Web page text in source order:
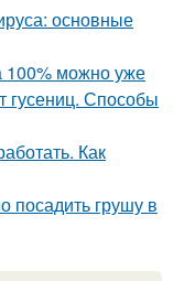
основные
100% можно уже
гусениц. Способы
Как
посадить грушу в